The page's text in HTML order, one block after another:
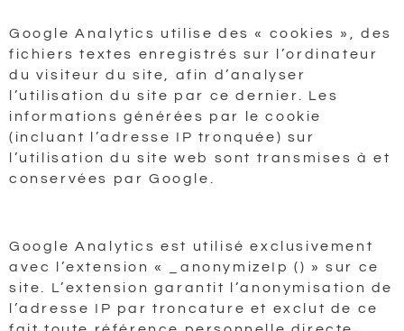
Google Analytics utilise des « cookies », des
fichiers textes enregistrés sur l’ordinateur
du visiteur du site, afin d’analyser
l’utilisation du site par ce dernier. Les
informations générées par le cookie
(incluant l’adresse IP tronquée) sur
l’utilisation du site web sont transmises à et
conservées par Google.
Google Analytics est utilisé exclusivement
avec l’extension « _anonymizeIp () » sur ce
site. L’extension garantit l’anonymisation de
l’adresse IP par troncature et exclut de ce